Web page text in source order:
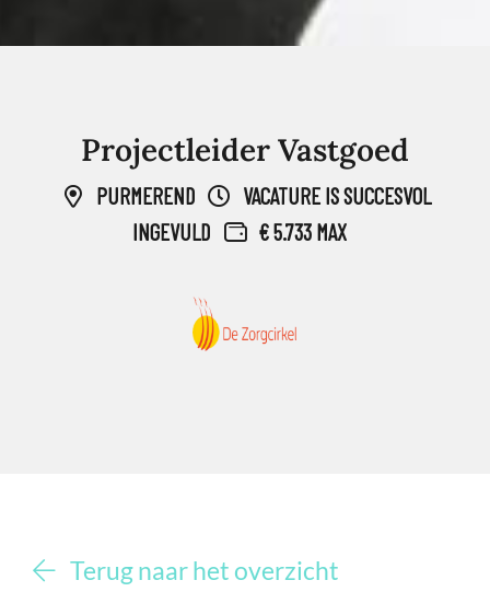
Projectleider Vastgoed
PURMEREND
VACATURE IS SUCCESVOL
INGEVULD
€ 5.733 MAX
Terug naar het overzicht